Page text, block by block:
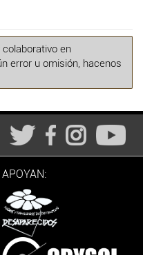
en
error u omisión, hacenos
APOYAN: